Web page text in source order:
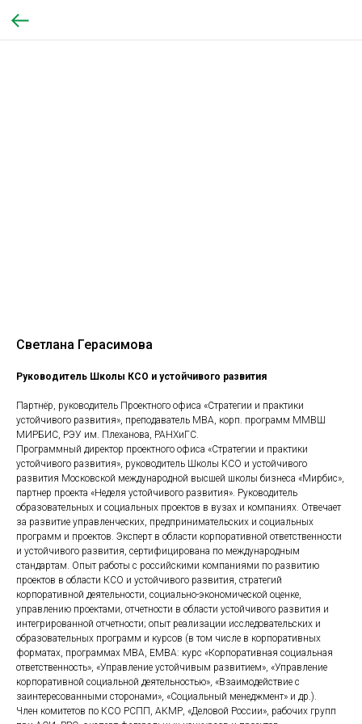
Светлана Герасимова
Руководитель Школы КСО и устойчивого развития
Партнёр, руководитель Проектного офиса «Стратегии и практики
устойчивого развития», преподаватель MBA, корп. программ ММВШ
МИРБИС, РЭУ им. Плеханова, РАНХиГС.
Программный директор проектного офиса «Стратегии и практики
устойчивого развития», руководитель Школы КСО и устойчивого
развития Московской международной высшей школы бизнеса «Мирбис»,
партнер проекта «Неделя устойчивого развития». Руководитель
образовательных и социальных проектов в вузах и компаниях. Отвечает
за развитие управленческих, предпринимательских и социальных
программ и проектов. Эксперт в области корпоративной ответственности
и устойчивого развития, сертифицирована по международным
стандартам. Опыт работы с российскими компаниями по развитию
проектов в области КСО и устойчивого развития, стратегий
корпоративной деятельности, социально-экономической оценке,
управлению проектами, отчетности в области устойчивого развития и
интегрированной отчетности; опыт реализации исследовательских и
образовательных программ и курсов (в том числе в корпоративных
форматах, программах МВА, EMBA: курс «Корпоративная социальная
ответственность», «Управление устойчивым развитием», «Управление
корпоративной социальной деятельностью», «Взаимодействие с
заинтересованными сторонами», «Социальный менеджмент» и др.).
Член комитетов по КСО РСПП, АКМР, «Деловой России», рабочих групп